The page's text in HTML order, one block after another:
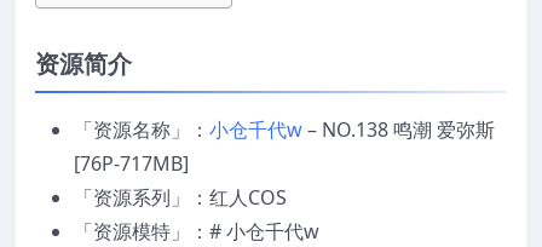
资源简介
「资源名称」： 小仓千代w– NO.138 鸣潮 爱弥斯
[76P-717MB]
「资源系列」：红人COS
「资源模特」：# 小仓千代w